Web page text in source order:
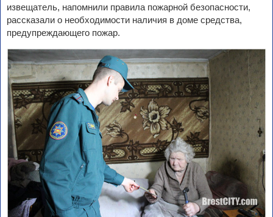
извещатель, напомнили правила пожарной безопасности,
рассказали о необходимости наличия в доме средства,
предупреждающего пожар.